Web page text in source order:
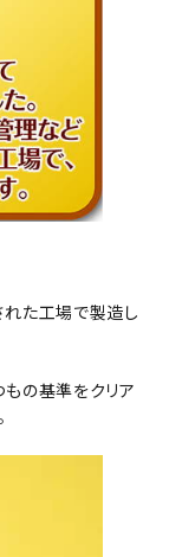
た工場で製造し
の基準をクリア